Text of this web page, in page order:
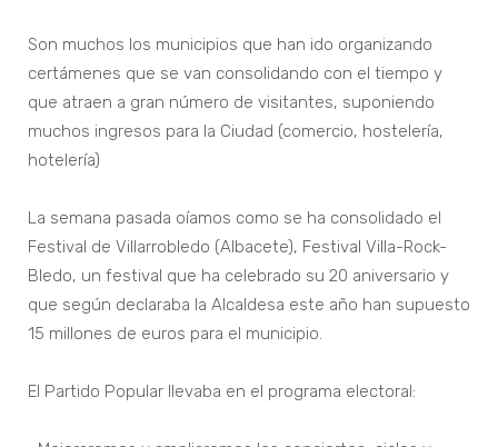
Son muchos los municipios que han ido organizando
certámenes que se van consolidando con el tiempo y
que atraen a gran número de visitantes, suponiendo
muchos ingresos para la Ciudad (comercio, hostelería,
hotelería)
La semana pasada oíamos como se ha consolidado el
Festival de Villarrobledo (Albacete), Festival Villa-Rock-
Bledo, un festival que ha celebrado su 20 aniversario y
que según declaraba la Alcaldesa este año han supuesto
15 millones de euros para el municipio.
El Partido Popular llevaba en el programa electoral: